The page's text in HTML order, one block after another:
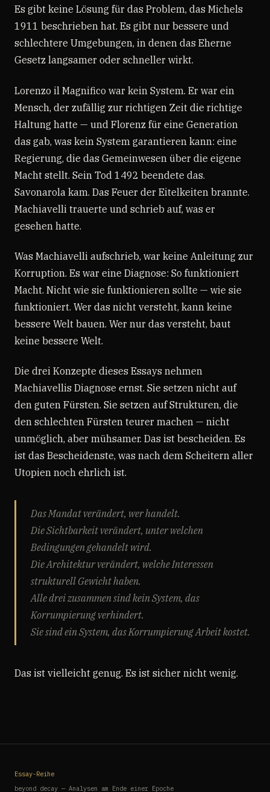
Es gibt keine Lösung für das Problem, das Michels
1911 beschrieben hat. Es gibt nur bessere und
schlechtere Umgebungen, in denen das Eherne
Gesetz langsamer oder schneller wirkt.
Lorenzo il Magnifico war kein System. Er war ein
Mensch, der zufällig zur richtigen Zeit die richtige
Haltung hatte — und Florenz für eine Generation
das gab, was kein System garantieren kann: eine
Regierung, die das Gemeinwesen über die eigene
Macht stellt. Sein Tod 1492 beendete das.
Savonarola kam. Das Feuer der Eitelkeiten brannte.
Machiavelli trauerte und schrieb auf, was er
gesehen hatte.
Was Machiavelli aufschrieb, war keine Anleitung zur
Korruption. Es war eine Diagnose: So funktioniert
Macht. Nicht wie sie funktionieren sollte — wie sie
funktioniert. Wer das nicht versteht, kann keine
bessere Welt bauen. Wer nur das versteht, baut
keine bessere Welt.
Die drei Konzepte dieses Essays nehmen
Machiavellis Diagnose ernst. Sie setzen nicht auf
den guten Fürsten. Sie setzen auf Strukturen, die
den schlechten Fürsten teurer machen — nicht
unmöglich, aber mühsamer. Das ist bescheiden. Es
ist das Bescheidenste, was nach dem Scheitern aller
Utopien noch ehrlich ist.
Das Mandat verändert, wer handelt.
Die Sichtbarkeit verändert, unter welchen
Bedingungen gehandelt wird.
Die Architektur verändert, welche Interessen
strukturell Gewicht haben.
Alle drei zusammen sind kein System, das
Korrumpierung verhindert.
Sie sind ein System, das Korrumpierung Arbeit kostet.
Das ist vielleicht genug. Es ist sicher nicht wenig.
Essay-Reihe
beyond decay — Analysen am Ende einer Epoche